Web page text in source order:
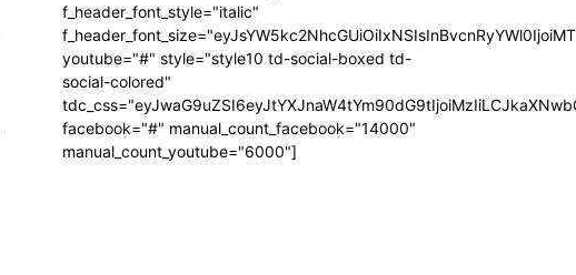
f_header_font_style="italic"
youtube="#" style="style10 td-social-boxed td-
social-colored"
facebook="#" manual_count_facebook="14000"
manual_count_youtube="6000"]